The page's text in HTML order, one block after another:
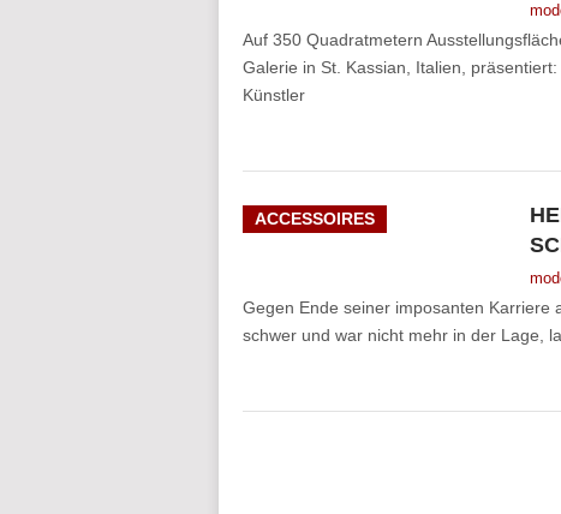
Auf 350 Quadratmetern
Galerie in St. Kassian, Italien,
Künstler
ACCESSOIRES
Gegen Ende seiner imposanten Karriere
schwer und war nicht mehr in der Lage,